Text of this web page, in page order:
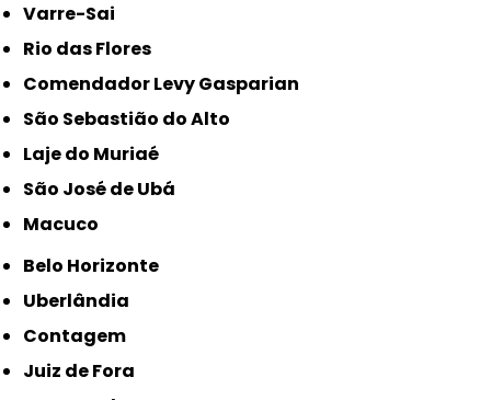
Varre-Sai
Rio das Flores
Comendador Levy Gasparian
São Sebastião do Alto
Laje do Muriaé
São José de Ubá
Macuco
Belo Horizonte
Uberlândia
Contagem
Juiz de Fora